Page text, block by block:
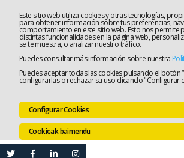
Este sitio web utiliza cookies y otras tecnologías,
para obtener información sobre tus preferencias,
comportamiento en este sitio web. Esto nos
distintas funcionalidades en la página web,
se te muestra, o analizar nuestro tráfico.
Puedes consultar más información sobre nuestra
Puedes aceptar todas las cookies pulsando el botón
configurarlas o rechazar su uso clicando "Configurar
Configurar Cookies
Cookieak baimendu